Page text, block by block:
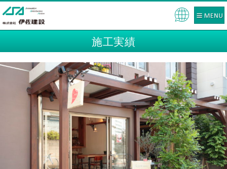
施工実績